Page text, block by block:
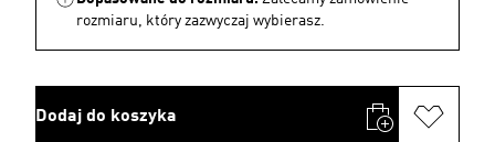
rozmiaru, który zazwyczaj wybierasz.
Dodaj do koszyka